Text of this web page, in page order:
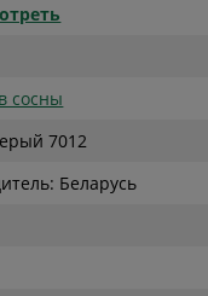
сосны
7012
Беларусь